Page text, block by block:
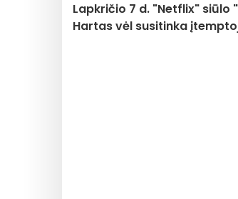
Lapkričio 7 d. "Netflix"
Hartas vėl susitinka